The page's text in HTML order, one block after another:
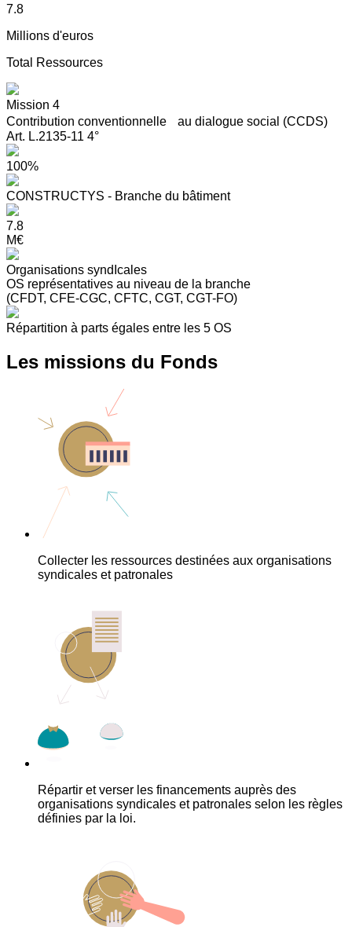
7.8
Millions d'euros
Total Ressources
Mission 4
Contribution conventionnelle au dialogue social (CCDS)
Art. L.2135-11 4°
100%
CONSTRUCTYS - Branche du bâtiment
7.8
M€
Organisations syndIcales
OS représentatives au niveau de la branche
(CFDT, CFE-CGC, CFTC, CGT, CGT-FO)
Répartition à parts égales entre les 5 OS
Les missions du Fonds
Collecter les ressources destinées aux organisations
syndicales et patronales
Répartir et verser les financements auprès des
organisations syndicales et patronales selon les règles
définies par la loi.